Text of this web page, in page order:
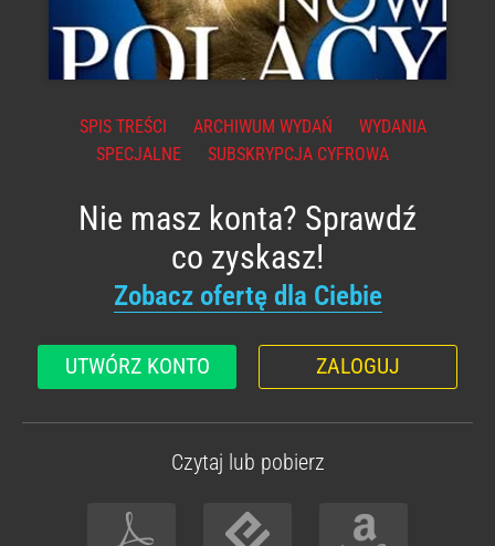
SPIS TREŚCI ARCHIWUM WYDAŃ
WYDANIA
SPECJALNE
SUBSKRYPCJA CYFROWA
Nie masz konta? Sprawdź
co zyskasz!
Zobacz ofertę dla Ciebie
UTWÓRZ KONTO ZALOGUJ
Czytaj lub pobierz